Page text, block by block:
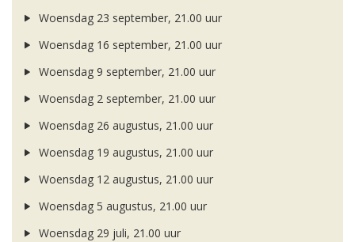
Woensdag 23 september, 21.00 uur
Woensdag 16 september, 21.00 uur
Woensdag 9 september, 21.00 uur
Woensdag 2 september, 21.00 uur
Woensdag 26 augustus, 21.00 uur
Woensdag 19 augustus, 21.00 uur
Woensdag 12 augustus, 21.00 uur
Woensdag 5 augustus, 21.00 uur
Woensdag 29 juli, 21.00 uur